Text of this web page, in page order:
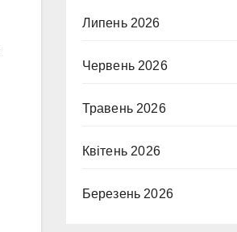
Липень 2026
Червень 2026
Травень 2026
Квітень 2026
Березень 2026